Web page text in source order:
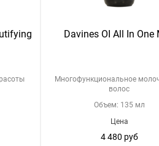
Davines OI All In One
Многофункциональное
волос
Объем: 135 мл
Цена
4 480 руб